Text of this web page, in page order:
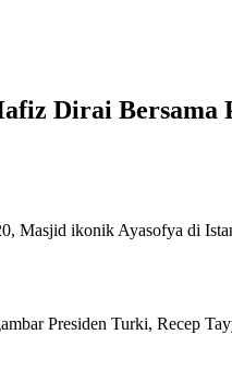
Dirai Bersama
Masjid ikonik Ayasofya di
Presiden Turki, Recep